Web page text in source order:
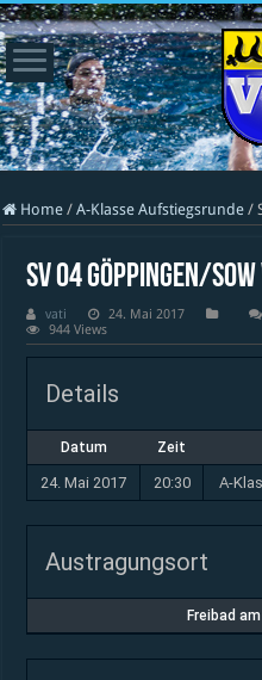
Home / A-Klasse Aufstiegsrunde /
SV 04 Göppingen/
vati 24. Mai 2017
944 Views
Details
Datum Zeit
24. Mai 2017 20:30 A-
Austragungsort
Freibad